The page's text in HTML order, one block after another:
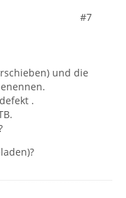
#7
und die
.